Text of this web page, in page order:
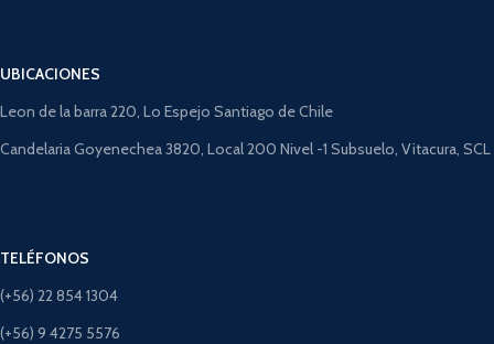
UBICACIONES
Leon de la barra 220, Lo Espejo Santiago de Chile
Candelaria Goyenechea 3820, Local 200 Nivel -1 Subsuelo, Vitacura, SCL
TELÉFONOS
(+56) 22 854 1304
(+56) 9 4275 5576